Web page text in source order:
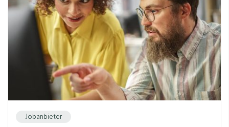
Jobanbieter